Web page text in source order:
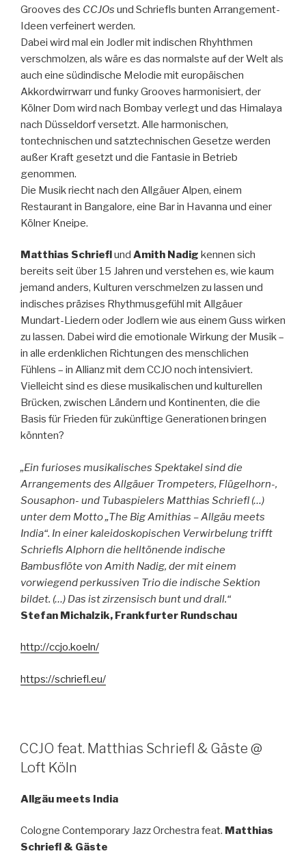
Grooves des CCJOs und Schriefls bunten Arrangement-
Ideen verfeinert werden.
Dabei wird mal ein Jodler mit indischen Rhyhthmen
verschmolzen, als wäre es das normalste auf der Welt als
auch eine südindische Melodie mit europäischen
Akkordwirrwarr und funky Grooves harmonisiert, der
Kölner Dom wird nach Bombay verlegt und das Himalaya
nach Düsseldorf versetzt. Alle harmonischen,
tontechnischen und satztechnischen Gesetze werden
außer Kraft gesetzt und die Fantasie in Betrieb
genommen.
Die Musik riecht nach den Allgäuer Alpen, einem
Restaurant in Bangalore, eine Bar in Havanna und einer
Kölner Kneipe.
Matthias Schrieflund Amith Nadig kennen sich
bereits seit über 15 Jahren und verstehen es, wie kaum
jemand anders, Kulturen verschmelzen zu lassen und
indisches präzises Rhythmusgefühl mit Allgäuer
Mundart-Liedern oder Jodlern wie aus einem Guss wirken
zu lassen. Dabei wird die emotionale Wirkung der Musik –
in alle erdenklichen Richtungen des menschlichen
Fühlens – in Allianz mit dem CCJO noch intensiviert.
Vielleicht sind es diese musikalischen und kulturellen
Brücken, zwischen Ländern und Kontinenten, die die
Basis für Frieden für zukünftige Generationen bringen
könnten?
„Ein furioses musikalisches Spektakel sind die
Arrangements des Allgäuer Trompeters, Flügelhorn-,
Sousaphon- und Tubaspielers Matthias Schriefl (…)
unter dem Motto „The Big Amithias – Allgäu meets
India“. In einer kaleidoskopischen Verwirbelung trifft
Schriefls Alphorn die helltönende indische
Bambusflöte von Amith Nadig, der mit einem
vorwiegend perkussiven Trio die indische Sektion
bildet. (…) Das ist zirzensisch bunt und drall.“
Stefan Michalzik, Frankfurter Rundschau
http://ccjo.koeln/
https://schriefl.eu/
CCJO feat. Matthias Schriefl & Gäste @
Loft Köln
Allgäu meets India
Cologne Contemporary Jazz Orchestra feat. Matthias
Schriefl & Gäste